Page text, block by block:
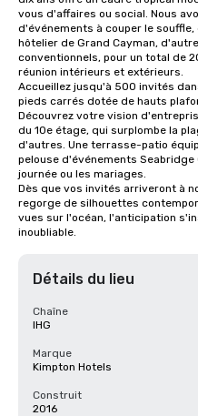
vous d'affaires ou social. Nous
d'événements à couper le
hôtelier de Grand Cayman,
conventionnels, pour un total de
réunion intérieurs et extérieurs.
Accueillez jusqu'à 500 invités
pieds carrés dotée de hauts
Découvrez votre vision
du 10e étage, qui surplombe la
d'autres. Une terrasse-patio
pelouse d'événements Seabridge
journée ou les mariages.
Dès que vos invités arriveront à
regorge de silhouettes
vues sur l'océan, l'anticipation
inoubliable.
Détails du lieu
Chaîne
IHG
Marque
Kimpton Hotels
Construit
2016